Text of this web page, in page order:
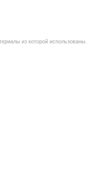
из которой использованы.